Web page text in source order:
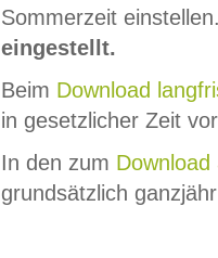
Sommerzeit
eingestellt.
Beim Download
in gesetzlicher Zeit
In den zum Download
grundsätzlich